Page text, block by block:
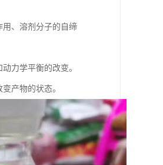
用、溶剂分子的自缔
力学平衡的改变。
产物的状态。